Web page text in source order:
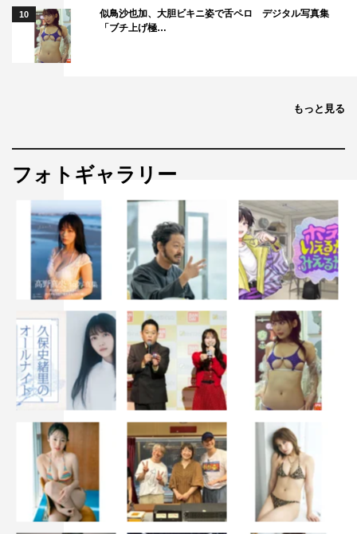
10
似鳥沙也加、大胆ビキニ姿で舌ペロ デジタル写真集
「ブチ上げ極…
もっと見る
フォトギャラリー